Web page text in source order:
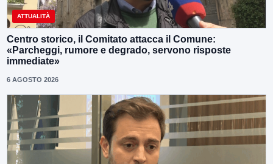
ATTUALITÀ
Centro storico, il Comitato attacca il Comune:
«Parcheggi, rumore e degrado, servono risposte
immediate»
6 AGOSTO 2026